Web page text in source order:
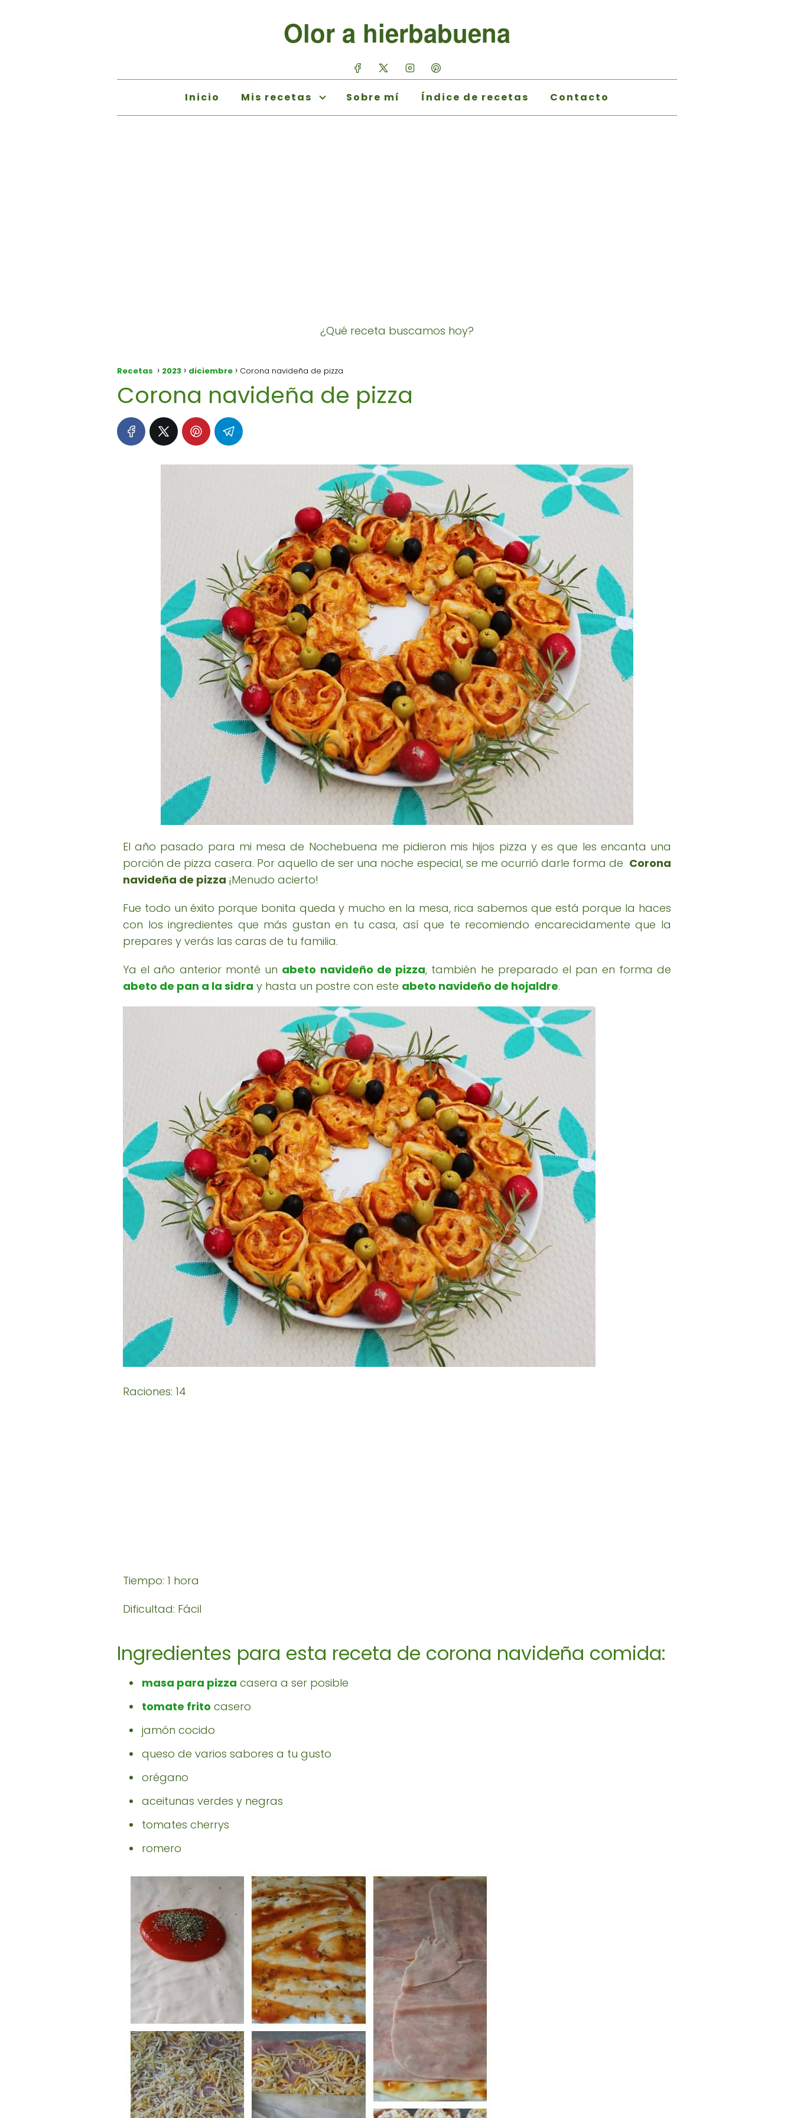
Olor a hierbabuena
Inicio Mis recetas Sobre mí Índice de recetas Contacto
¿Qué receta buscamos hoy?
Recetas 2023 diciembre Corona navideña de pizza
Corona navideña de pizza
El año pasado para mi mesa de Nochebuena me pidieron mis hijos pizza y es que les encanta una
porción de pizza casera. Por aquello de ser una noche especial, se me ocurrió darle forma de Corona
navideña de pizza ¡Menudo acierto!
Fue todo un éxito porque bonita queda y mucho en la mesa, rica sabemos que está porque la haces
con los ingredientes que más gustan en tu casa, así que te recomiendo encarecidamente que la
prepares y verás las caras de tu familia.
Ya el año anterior monté un abeto navideño de pizza, también he preparado el pan en forma de
abeto de pan a la sidra y hasta un postre con este abeto navideño de hojaldre.
Raciones: 14
Tiempo: 1 hora
Dificultad: Fácil
Ingredientes para esta receta de corona navideña comida:
masa para pizza casera a ser posible
tomate frito casero
jamón cocido
queso de varios sabores a tu gusto
orégano
aceitunas verdes y negras
tomates cherrys
romero